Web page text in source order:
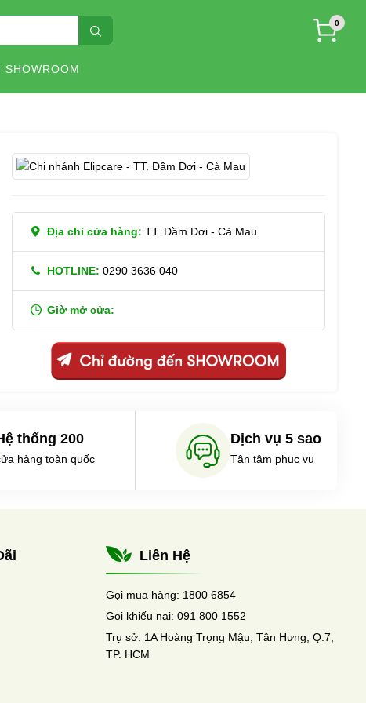
0
SHOWROOM
Địa chỉ cửa hàng: TT. Đầm Dơi - Cà Mau
HOTLINE: 0290 3636 040
Giờ mở cửa:
thống 200
hàng toàn quốc
Dịch vụ 5 sao
Tận tâm phục vụ
Liên Hệ
Gọi mua hàng: 1800 6854
Gọi khiếu nại: 091 800 1552
Trụ sở: 1A Hoàng Trọng Mậu, Tân Hưng, Q.7,
TP. HCM